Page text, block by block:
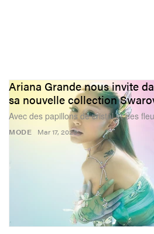
MODE
Ariana Grande nous invite
sa nouvelle collection
Avec des papillons de cristal et des
Mar 17, 2026